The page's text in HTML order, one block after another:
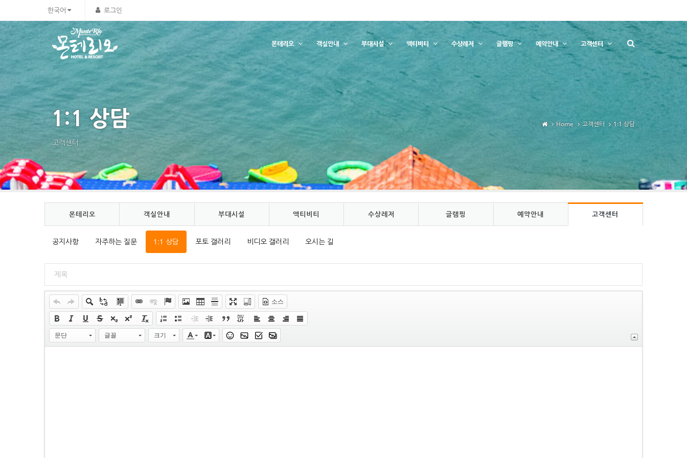
한국어 로그인
몬테리오 객실안내 부대시설 액티비티 수상레저 글램핑 예약안내 고객센터
1:1 상담
고객센터
Home 고객센터 1:1 상담
몬테리오 객실안내 부대시설 액티비티 수상레저 글램핑 예약안내 고객센터
공지사항 자주하는 질문 1:1 상담 포토 갤러리 비디오 갤러리 오시는 길
소스
문단 글꼴 크기